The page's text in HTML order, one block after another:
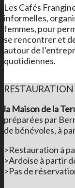
Les Cafés
informelles,
femmes, pour
se rencontrer et
autour de
quotidiennes.
RESTAURATION
la Maison de la
préparées par
de bénévoles, à
>Restauration à
>Ardoise à partir
>Pas de